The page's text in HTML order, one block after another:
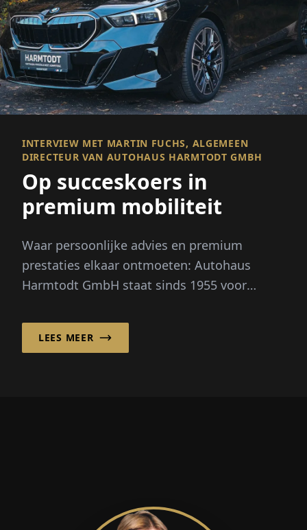
INTERVIEW MET MARTIN FUCHS, ALGEMEEN
DIRECTEUR VAN AUTOHAUS HARMTODT GMBH
Op succeskoers in
premium mobiliteit
Waar persoonlijke advies en premium
prestaties elkaar ontmoeten: Autohaus
Harmtodt GmbH staat sinds 1955 voor
servicekwaliteit...
LEES MEER